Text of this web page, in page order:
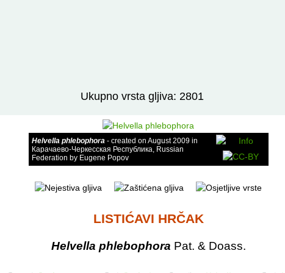
Ukupno vrsta gljiva: 2801
Helvella phlebophora - created on August 2009 in
Карачаево-Черкесская Республика, Russian
Federation by Eugene Popov
LISTIĆAVI HRČAK
Helvella phlebophora Pat. & Doass.